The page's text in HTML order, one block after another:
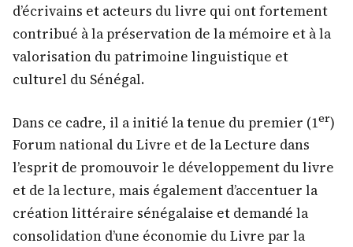
d’écrivains et acteurs du livre qui ont fortement
contribué à la préservation de la mémoire et à la
valorisation du patrimoine linguistique et
culturel du Sénégal.
Dans ce cadre, il a initié la tenue du premier (1er)
Forum national du Livre et de la Lecture dans
l’esprit de promouvoir le développement du livre
et de la lecture, mais également d’accentuer la
création littéraire sénégalaise et demandé la
consolidation d’une économie du Livre par la